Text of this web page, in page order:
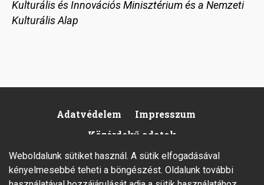
Kulturális és Innovációs Minisztérium és a Nemzeti
Kulturális Alap
Footer
Adatvédelem
Impresszum
Közérdekű adatok
Weboldalunk sütiket használ. A sütik elfogadásával
kényelmesebbé teheti a böngészést. Oldalunk további